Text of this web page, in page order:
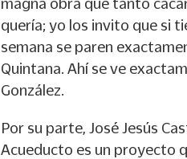
magna obra que tanto
quería; yo los invito que si
semana se paren
Quintana. Ahí se ve
González.
Por su parte, José Jesús
Acueducto es un proyecto